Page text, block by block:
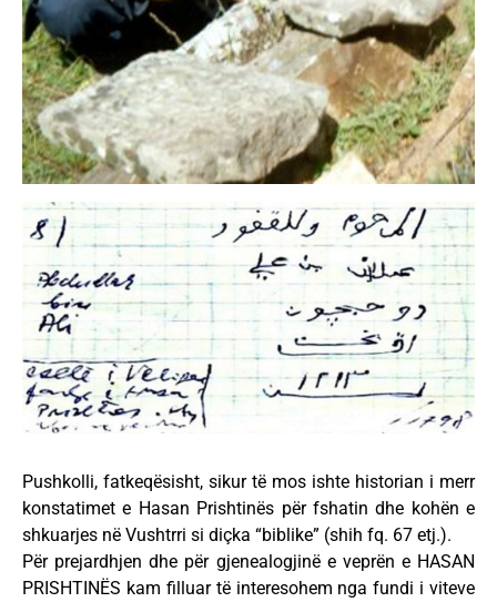
Pushkolli, fatkeqësisht, sikur të mos ishte historian i merr
konstatimet e Hasan Prishtinës për fshatin dhe kohën e
shkuarjes në Vushtrri si diçka “biblike” (shih fq. 67 etj.).
Për prejardhjen dhe për gjenealogjinë e veprën e HASAN
PRISHTINËS kam filluar të interesohem nga fundi i viteve